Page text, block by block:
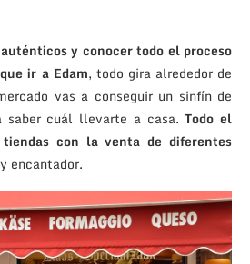
y conocer todo el proceso
ir a Edam, todo gira alrededor de
vas a conseguir un sinfín de
saber cuál llevarte a casa.Todo el
con la venta de diferentes
encantador.